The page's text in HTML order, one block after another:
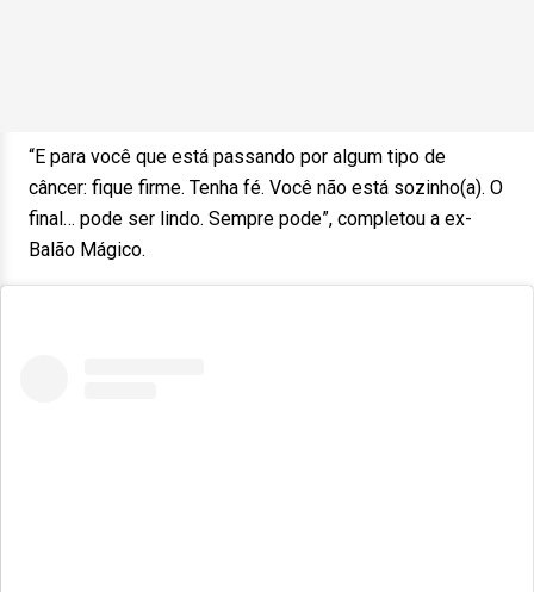
“E para você que está passando por algum tipo de
câncer: fique firme. Tenha fé. Você não está sozinho(a). O
final… pode ser lindo. Sempre pode”, completou a ex-
Balão Mágico.